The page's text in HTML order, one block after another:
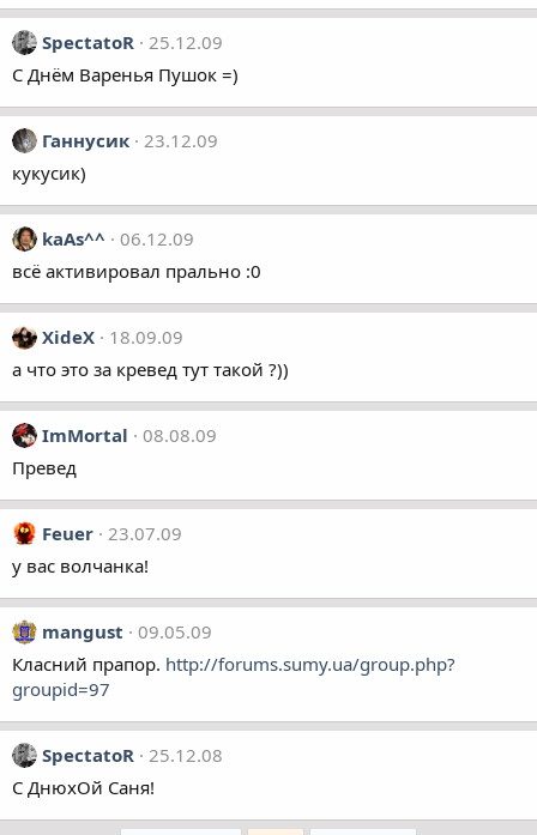
SpectatoR 25.12.09
С Днём Варенья Пушок =)
Ганнусик 23.12.09
кукусик)
kaAs^^
06.12.09
всё активировал прально :0
XideX
18.09.09
а что это за кревед тут такой ?))
ImMortal
08.08.09
Превед
Feuer 23.07.09
у вас волчанка!
mangust
09.05.09
Класний прапор. http://forums.sumy.ua/group.php?
groupid=97
SpectatoR 25.12.08
С ДнюхОй Саня!